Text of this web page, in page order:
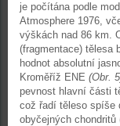
je počítána podle
Atmosphere 1976,
výškách nad 86 km.
(fragmentace) tělesa
hodnot absolutní
Kroměříž ENE (Obr.
pevnost hlavní části
což řadí těleso spíše
obyčejných chondritů